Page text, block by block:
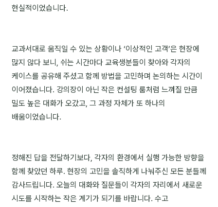
🤲 협력강사 과정
📈 B2B 마케팅
🤖 AI 실무
🧭 기획·전략
구자룡
김경태
김소연
현실적이었습니다.
교과서대로 움직일 수 있는 상황이나 ‘이상적인 고객’은 현장에
많지 않다 보니, 쉬는 시간마다 교육생분들이 찾아와 각자의
케이스를 공유해 주셨고 함께 방법을 고민하며 논의하는 시간이
이어졌습니다. 강의장이 아닌 작은 컨설팅 룸처럼 느껴질 만큼
밀도 높은 대화가 오갔고, 그 과정 자체가 또 하나의
배움이었습니다.
정해진 답을 전달하기보다, 각자의 환경에서 실행 가능한 방향을
함께 찾았던 하루. 현장의 고민을 솔직하게 나눠주신 모든 분들께
감사드립니다. 오늘의 대화와 질문들이 각자의 자리에서 새로운
시도를 시작하는 작은 계기가 되기를 바랍니다. 수고